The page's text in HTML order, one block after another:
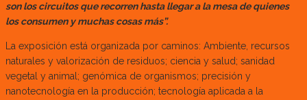
son los circuitos que recorren hasta llegar a la mesa de quienes
los consumen y muchas cosas más”.
La exposición está organizada por caminos: Ambiente, recursos
naturales y valorización de residuos; ciencia y salud; sanidad
vegetal y animal; genómica de organismos; precisión y
nanotecnología en la producción; tecnología aplicada a la